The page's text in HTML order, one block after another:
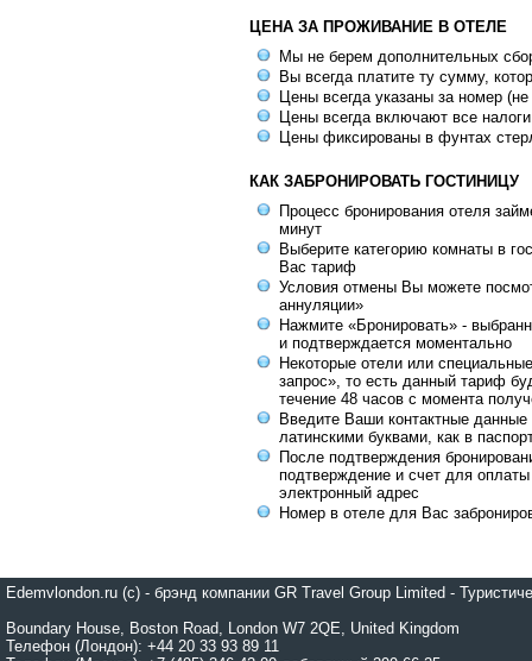
ЦЕНА ЗА ПРОЖИВАНИЕ В ОТЕЛЕ
Мы не берем дополнительных
Вы всегда платите ту сумму,
Цены всегда указаны за номер
Цены всегда включают все
Цены фиксированы в фунтах
КАК ЗАБРОНИРОВАТЬ ГОСТИНИЦУ
Процесс бронирования отеля
минут
Выберите категорию комнаты в
Вас тариф
Условия отмены Вы можете
аннуляции»
Нажмите «Бронировать» -
и подтверждается моментально
Некоторые отели или
запрос», то есть данный тариф
течение 48 часов с момента
Введите Ваши контактные данные
латинскими буквами, как в
После подтверждения
подтверждение и счет для
электронный адрес
Номер в отеле для Вас
Edemvlondon.ru (c) - брэнд компании GR Travel Group Limited -
Boundary House, Boston Road, London W7 2QE, United Kingdom
Телефон (Лондон): +44 20 33 93 89 11